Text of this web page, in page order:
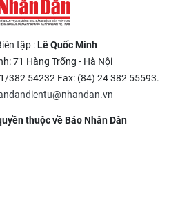
tập :Lê Quốc Minh
71 Hàng Trống - Hà Nội
382 54232 Fax: (84) 24 382 55593.
thuộc về Báo Nhân Dân